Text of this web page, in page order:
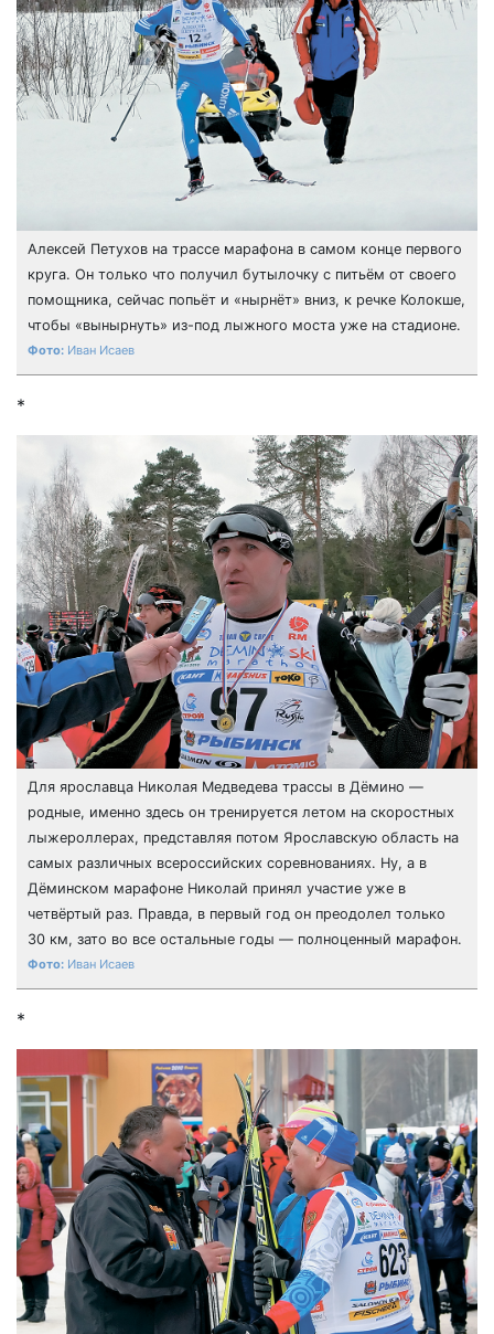
Алексей Петухов на трассе марафона в самом конце первого
круга. Он только что получил бутылочку с питьём от своего
помощника, сейчас попьёт и «нырнёт» вниз, к речке Колокше,
чтобы «вынырнуть» из-под лыжного моста уже на стадионе.
Иван Исаев
*
Для ярославца Николая Медведева трассы в Дёмино —
родные, именно здесь он тренируется летом на скоростных
лыжероллерах, представляя потом Ярославскую область на
самых различных всероссийских соревнованиях. Ну, а в
Дёминском марафоне Николай принял участие уже в
четвёртый раз. Правда, в первый год он преодолел только
30 км, зато во все остальные годы — полноценный марафон.
Иван Исаев
*